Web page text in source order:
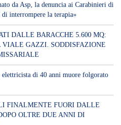
OLTRE DUE ANNI DI
e inchiesta DDA confermano i
le porte ai criminali”